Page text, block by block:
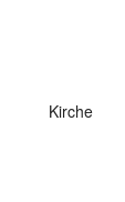
Kirche